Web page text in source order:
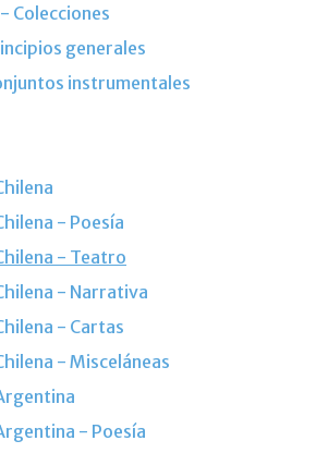
Colecciones
generales
instrumentales
- Poesía
- Teatro
- Narrativa
- Cartas
- Misceláneas
- Poesía